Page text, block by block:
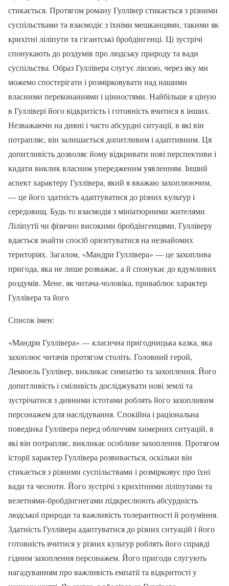
стикається. Протягом роману Гуллівер стикається з різними
суспільствами та взаємодіє з їхніми мешканцями, такими як
крихітні ліліпути та гігантські бробдінгенці. Ці зустрічі
спонукають до роздумів про людську природу та вади
суспільства. Образ Гуллівера слугує лінзою, через яку ми
можемо спостерігати і розмірковувати над нашими
власними переконаннями і цінностями. Найбільше я ціную
в Гуллівері його відкритість і готовність вчитися в інших.
Незважаючи на дивні і часто абсурдні ситуації, в які він
потрапляє, він залишається допитливим і адаптивним. Ця
допитливість дозволяє йому відкривати нові перспективи і
кидати виклик власним упередженим уявленням. Інший
аспект характеру Гуллівера, який я вважаю захоплюючим,
— це його здатність адаптуватися до різних культур і
середовищ. Будь то взаємодія з мініатюрними жителями
Ліліпутії чи фізично високими бробдінгенцями, Гулліверу
вдається знайти спосіб орієнтуватися на незнайомих
територіях. Загалом, «Мандри Гуллівера» — це захоплива
пригода, яка не лише розважає, а й спонукає до вдумливих
роздумів. Мене, як читача-чоловіка, приваблює характер
Гуллівера та його
Список імен:
«Мандри Гуллівера» — класична пригодницька казка, яка
захоплює читачів протягом століть. Головний герой,
Лемюель Гуллівер, викликає симпатію та захоплення. Його
допитливість і сміливість досліджувати нові землі та
зустрічатися з дивними істотами роблять його захопливим
персонажем для наслідування. Спокійна і раціональна
поведінка Гуллівера перед обличчям химерних ситуацій, в
які він потрапляє, викликає особливе захоплення. Протягом
історії характер Гуллівера розвивається, оскільки він
стикається з різними суспільствами і розмірковує про їхні
вади та чесноти. Його зустрічі з крихітними ліліпутами та
велетнями-бробдінгнегами підкреслюють абсурдність
людської природи та важливість толерантності й розуміння.
Здатність Гуллівера адаптуватися до різних ситуацій і його
готовність вчитися у різних культур роблять його справді
гідним захоплення персонажем. Його пригоди слугують
нагадуванням про важливість емпатії та відкритості у